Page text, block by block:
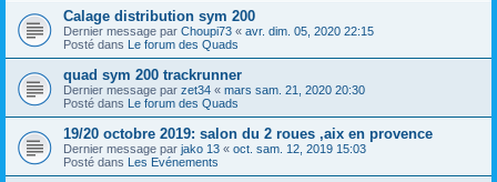
Calage distribution sym 200
Dernier message par Choupi73 « avr. dim. 05, 2020 22:15
Posté dans Le forum des Quads
quad sym 200 trackrunner
Dernier message par zet34 « mars sam. 21, 2020 20:30
Posté dans Le forum des Quads
19/20 octobre 2019: salon du 2 roues ,aix en provence
Dernier message par jako 13 « oct. sam. 12, 2019 15:03
Posté dans Les Evénements